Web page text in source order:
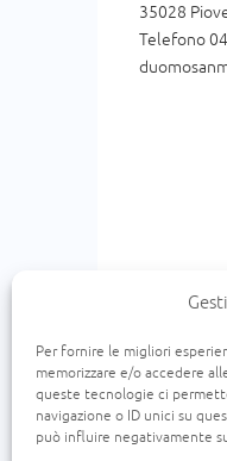
Per fornire le migliori
memorizzare e/o accedere
queste tecnologie ci
navigazione o ID unici su
può influire negativamente
35028
Telefono